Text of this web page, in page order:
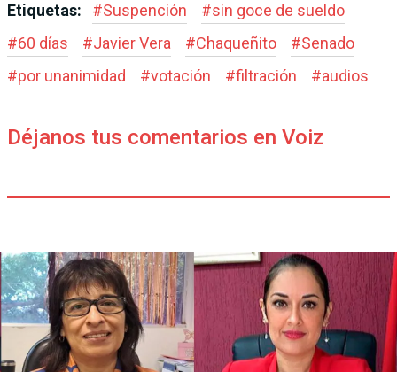
Etiquetas: #Suspención #sin goce de sueldo
#60 días #Javier Vera #Chaqueñito #Senado
#por unanimidad #votación #filtración #audios
Déjanos tus comentarios en Voiz